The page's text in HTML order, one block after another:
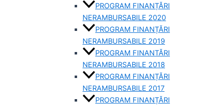
PROGRAM FINANȚĂRI
NERAMBURSABILE 2020
PROGRAM FINANȚĂRI
NERAMBURSABILE 2019
PROGRAM FINANTĂRI
NERAMBURSABILE 2018
PROGRAM FINANȚĂRI
NERAMBURSABILE 2017
PROGRAM FINANȚĂRI